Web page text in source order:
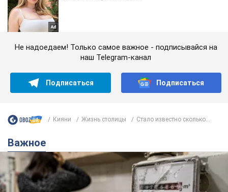
Не надоедаем! Только самое важное - подписывайся на
наш Telegram-канал
Подписаться Подписаться
Кияни Жизнь столицы Стало известно сколько...
Важное